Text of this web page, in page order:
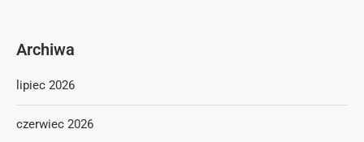
Archiwa
lipiec 2026
czerwiec 2026